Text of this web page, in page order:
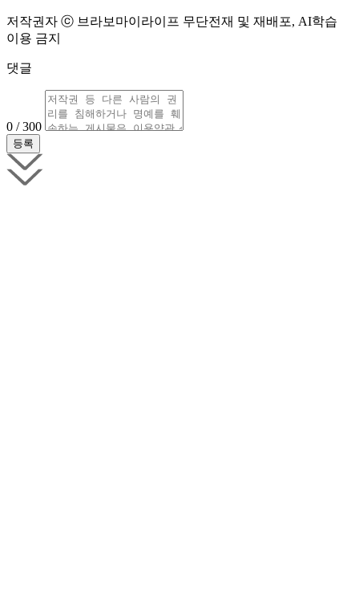
저작권자 ⓒ 브라보마이라이프 무단전재 및 재배포, AI학습
이용 금지
댓글
0 / 300